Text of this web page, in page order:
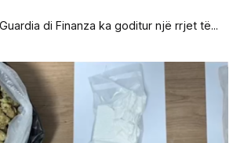
di Finanza ka goditur një rrjet të...